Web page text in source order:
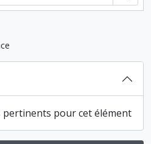
pertinents pour cet élément